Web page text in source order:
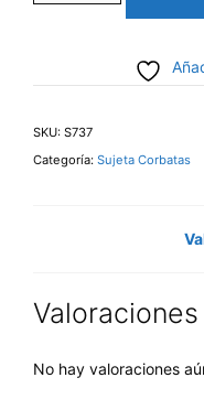
Corbata
SKU: S737
Categoría: Sujeta Corbatas
Valoraciones
No hay valoraciones